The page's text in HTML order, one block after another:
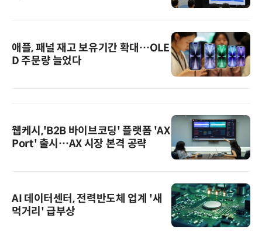
애플, 패널 재고 보유기간 확대…OLE
D 주문량 늘었다
웹케시,'B2B 바이브코딩' 플랫폼 'AX
Port' 출시…AX 시장 본격 공략
AI 데이터센터, 전력반도체 업계 '새
먹거리' 급부상